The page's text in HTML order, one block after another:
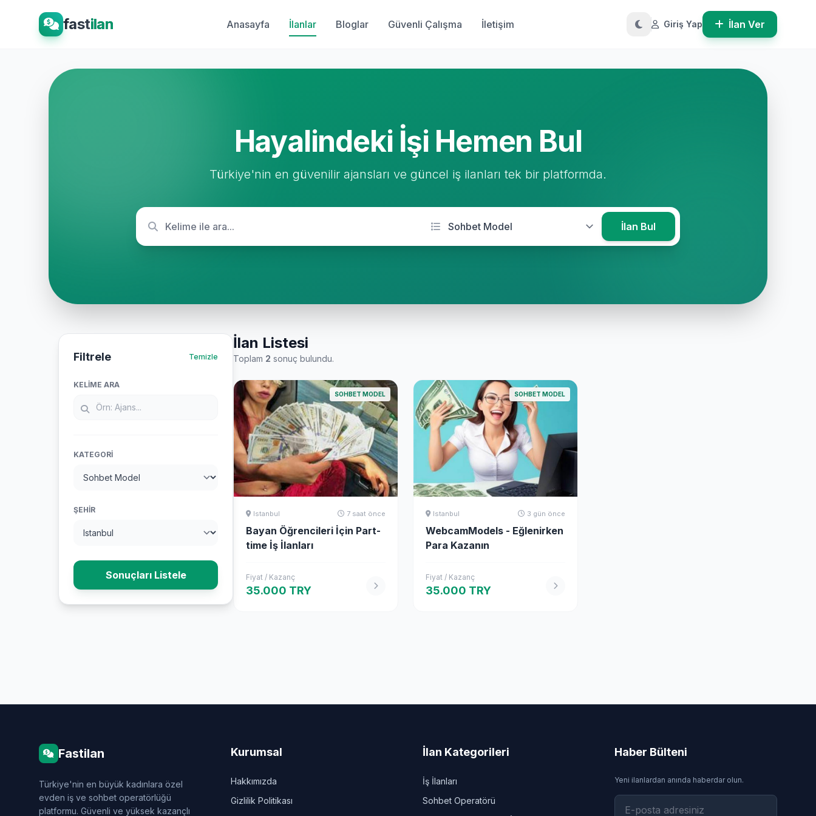
fastilan Anasayfa İlanlar Bloglar Güvenli Çalışma İletişim Giriş Yap İlan Ver
Hayalindeki İşi Hemen Bul
Türkiye'nin en güvenilir ajansları ve güncel iş ilanları tek bir platformda.
İlan Bul
Filtrele Temizle
KELIME ARA
KATEGORI
ŞEHIR
Sonuçları Listele
İlan Listesi
Toplam 2 sonuç bulundu.
SOHBET MODEL
Istanbul 7 saat önce
Bayan Öğrencileri İçin Part-
time İş İlanları
Fiyat / Kazanç
35.000 TRY
SOHBET MODEL
Istanbul 3 gün önce
WebcamModels - Eğlenirken
Para Kazanın
Fiyat / Kazanç
35.000 TRY
Fastilan
Türkiye'nin en büyük kadınlara özel
evden iş ve sohbet operatörlüğü
platformu. Güvenli ve yüksek kazançlı
Kurumsal
Hakkımızda
Gizlilik Politikası
İlan Kategorileri
İş İlanları
Sohbet Operatörü
Haber Bülteni
Yeni ilanlardan anında haberdar olun.